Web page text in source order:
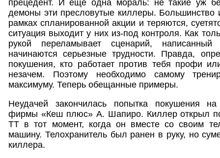
прецедент. И еще одна мораль: не такие уж
демоны эти пресловутые киллеры. Большинство
рамках спланированной акции и теряются,
ситуация выходит у них из-под контроля. Как
рукой переламывает сценарий,
начинаются серьезные трудности. Правда,
покушения, кто работает против тебя профи
незачем. Поэтому необходимо самому
максимуму. Теперь обещанные примеры.
Неудачей закончилась попытка покушения на
фирмы «Кеш плюс» А. Шапиро. Киллер открыл по
ТТ в тот момент, когда он вместе со своим
машину. Телохранитель был ранен в руку, но
киллера.